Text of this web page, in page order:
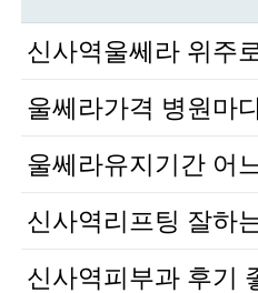
신사역울쎄라 위주
울쎄라가격 병원마
울쎄라유지기간 어
신사역리프팅 잘하
신사역피부과 후기